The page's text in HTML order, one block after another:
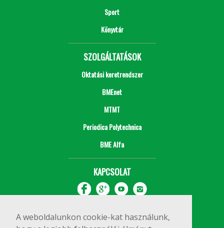
A weboldalunkon cookie-kat használunk,
Sport
Könyvtár
SZOLGÁLTATÁSOK
Oktatási keretrendszer
BMEnet
MTMT
Periodica Polytechnica
BME Alfa
KAPCSOLAT